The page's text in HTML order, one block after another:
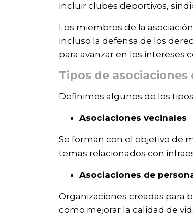
incluir clubes deportivos,
Los miembros de la
incluso la defensa de los
para avanzar en los
Tipos de
Definimos algunos de los
Asociaciones vecinales
Se forman con el objetivo de
temas relacionados con
Asociaciones de
Organizaciones creadas para
como mejorar la calidad de